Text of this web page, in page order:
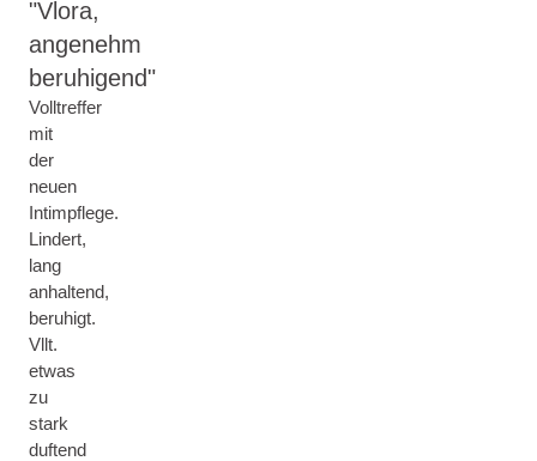
Vlora,
angenehm
beruhigend
Volltreffer
mit
der
neuen
Intimpflege.
Lindert,
lang
anhaltend,
beruhigt.
Vllt.
etwas
zu
stark
duftend